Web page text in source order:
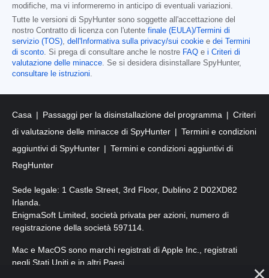
modifiche, ma vi informeremo in anticipo di eventuali variazioni.
Tutte le versioni di SpyHunter sono soggette all'accettazione del
nostro Contratto di licenza con l'utente finale (EULA)/Termini di
servizio (TOS), dell'Informativa sulla privacy/sui cookie e dei Termini
di sconto. Si prega di consultare anche le nostre FAQ e i Criteri di
valutazione delle minacce. Se si desidera disinstallare SpyHunter,
consultare le istruzioni.
Casa Passaggi per la disinstallazione del programma
Criteri
di valutazione delle minacce di SpyHunter
Termini e condizioni
aggiuntivi di SpyHunter
Termini e condizioni aggiuntivi di
RegHunter
Sede legale: 1 Castle Street, 3rd Floor, Dublino 2 D02XD82
Irlanda.
EnigmaSoft Limited, società privata per azioni, numero di
registrazione della società 597114.
Mac e MacOS sono marchi registrati di Apple Inc., registrati
negli Stati Uniti e in altri Paesi.